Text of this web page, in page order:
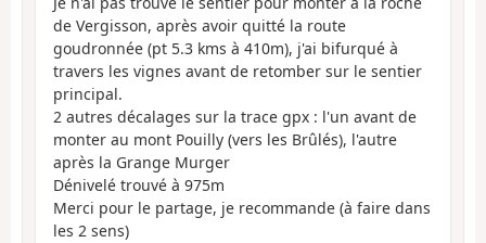
de Vergisson, après avoir quitté la route
goudronnée (pt 5.3 kms à 410m), j'ai bifurqué à
travers les vignes avant de retomber sur le sentier
principal.
2 autres décalages sur la trace gpx : l'un avant de
monter au mont Pouilly (vers les Brûlés), l'autre
après la Grange Murger
Dénivelé trouvé à 975m
Merci pour le partage, je recommande (à faire dans
les 2 sens)